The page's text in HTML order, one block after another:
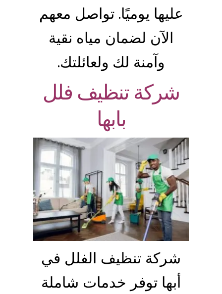
عليها يوميًا. تواصل معهم
الآن لضمان مياه نقية
وآمنة لك ولعائلتك.
شركة تنظيف فلل
بابها
شركة تنظيف الفلل في
أبها توفر خدمات شاملة